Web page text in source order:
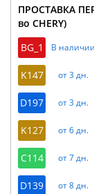
ПРОСТАВКА
во CHERY)
BG_1
В наличии
K147 от 3 дн.
D197 от 3 дн.
K127 от 6 дн.
C114 от 7 дн.
D139 от 8 дн.